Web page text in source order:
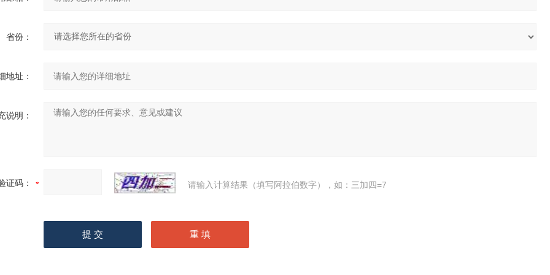
省份：
地址：
说明：
证码： 请输入计算结果（填写阿拉伯数字），如：三加四=7